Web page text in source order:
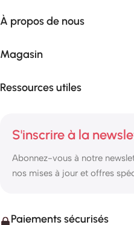
À propos de nous
Magasin
Ressources utiles
S'inscrire à la
Abonnez-vous à notre
nos mises à jour et offres
Paiements sécurisés